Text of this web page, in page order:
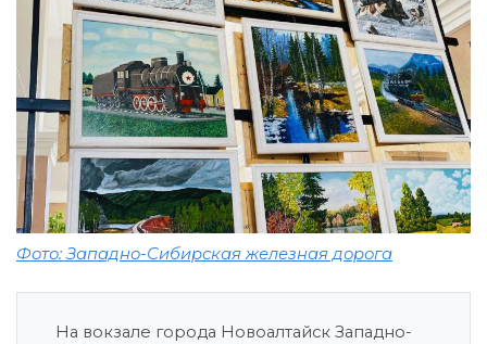
Фото: Западно-Сибирская железная дорога
На вокзале города Новоалтайск Западно-